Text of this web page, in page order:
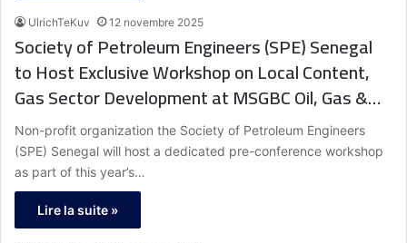
UlrichTeKuv 12 novembre 2025
Society of Petroleum Engineers (SPE) Senegal
to Host Exclusive Workshop on Local Content,
Gas Sector Development at MSGBC Oil, Gas &
Power 2025
Non-profit organization the Society of Petroleum Engineers
(SPE) Senegal will host a dedicated pre-conference workshop
as part of this year’s…
Lire la suite »